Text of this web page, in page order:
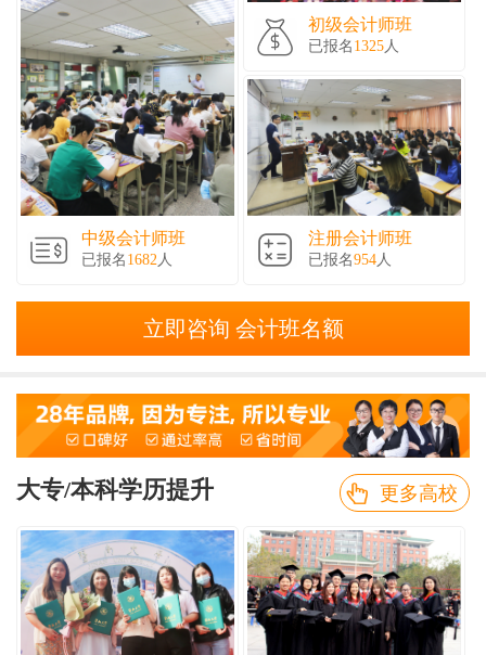
中级会计师班
已报名 1682 人
初级会计师班
已报名 1325人
注册会计师班
已报名954人
立即咨询 会计班名额
大专/本科学历提升 更多高校